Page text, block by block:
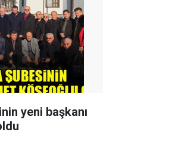
yeni başkanı